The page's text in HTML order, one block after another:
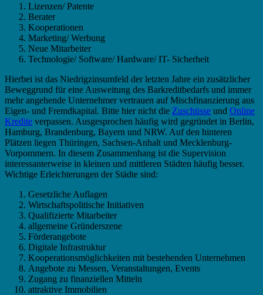
Lizenzen/ Patente
Berater
Kooperationen
Marketing/ Werbung
Neue Mitarbeiter
Technologie/ Software/ Hardware/ IT- Sicherheit
Hierbei ist das Niedrigzinsumfeld der letzten Jahre ein zusätzlicher
Beweggrund für eine Ausweitung des Barkreditbedarfs und immer
mehr angehende Unternehmer vertrauen auf Mischfinanzierung aus
Eigen- und Fremdkapital. Bitte hier nicht die Zuschüsse und Online
Kredite verpassen. Ausgesprochen häufig wird gegründet in Berlin,
Hamburg, Brandenburg, Bayern und NRW. Auf den hinteren
Plätzen liegen Thüringen, Sachsen-Anhalt und Mecklenburg-
Vorpommern. In diesem Zusammenhang ist die Supervision
interessanterweise in kleinen und mittleren Städten häufig besser.
Wichtige Erleichterungen der Städte sind:
Gesetzliche Auflagen
Wirtschaftspolitische Initiativen
Qualifizierte Mitarbeiter
allgemeine Gründerszene
Förderangebote
Digitale Infrastruktur
Kooperationsmöglichkeiten mit bestehenden Unternehmen
Angebote zu Messen, Veranstaltungen, Events
Zugang zu finanziellen Mitteln
attraktive Immobilien